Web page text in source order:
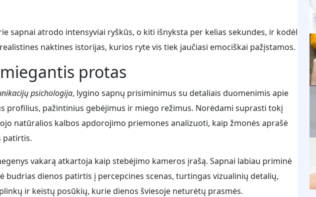
sapnai atrodo intensyviai ryškūs, o kiti išnyksta per kelias sekundes, ir kodėl
naktines istorijas, kurios ryte vis tiek jaučiasi emociškai pažįstamos.
protas
psichologija, lygino sapnų prisiminimus su detaliais duomenimis apie
profilius, pažintinius gebėjimus ir miego režimus. Norėdami suprasti tokį
natūralios kalbos apdorojimo priemones analizuoti, kaip žmonės aprašė
patirtis.
vakarą atkartoja kaip stebėjimo kameros įrašą. Sapnai labiau priminė
budrias dienos patirtis į percepcines scenas, turtingas vizualinių detalių,
ir keistų posūkių, kurie dienos šviesoje neturėtų prasmės.